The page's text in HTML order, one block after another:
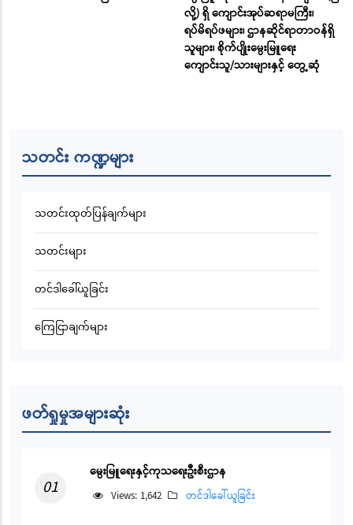
လို့) ရှိ ကျောင်းအုပ်ဆရာမကြီး၊
ရပ်မိရပ်ဖများ၊ ဌာနဆိုင်ရာတာဝန်ရှိ
သူများ၊ စိုက်ပျိုးမွေးမြူရေး
ကျောင်းသူ/သားများနှင့် တွေ့ဆုံ
သတင်း ကဏ္ဍများ
သတင်းထုတ်ပြန်ချက်များ
သတင်းများ
တင်ဒါခေါ်ယူခြင်း
ကြေငြာချက်များ
ဖတ်ရှုမှုအများဆုံး
01
မွေးမြူရေးနှင့်ကုသရေးဦးစီးဌာန
Views: 1,642 တင်ဒါခေါ်ယူခြင်း